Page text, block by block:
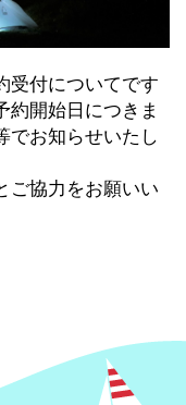
受付についてです
約開始日につきま
でお知らせいたし
ご協力をお願いい